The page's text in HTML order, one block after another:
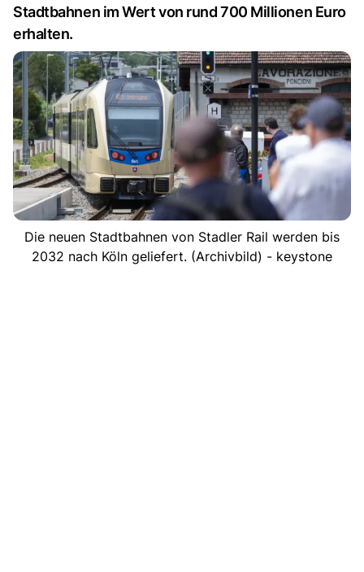
Stadtbahnen im Wert von rund 700 Millionen Euro
erhalten.
Die neuen Stadtbahnen von Stadler Rail werden bis
2032 nach Köln geliefert. (Archivbild) - keystone